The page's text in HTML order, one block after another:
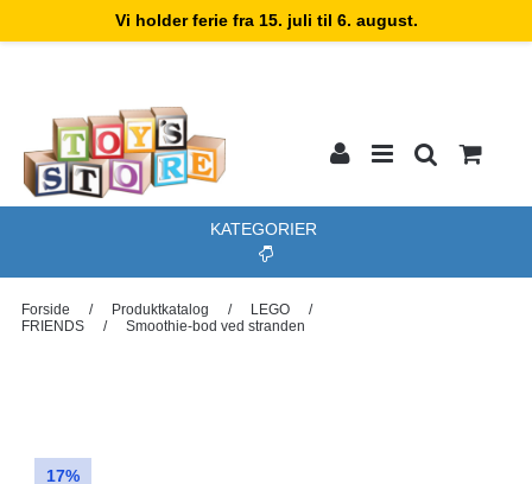
Vi holder ferie fra 15. juli til 6. august.
KATEGORIER
Forside / Produktkatalog / LEGO
/
FRIENDS
/ Smoothie-bod ved stranden
17%